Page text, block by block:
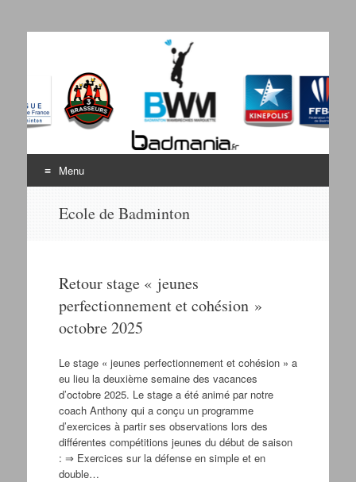
Badminton Wambrechies
Marquette
Bienvenue sur le site du BWM
Menu
Ecole de Badminton
Retour stage « jeunes
perfectionnement et cohésion »
octobre 2025
Le stage « jeunes perfectionnement et cohésion » a
eu lieu la deuxième semaine des vacances
d’octobre 2025. Le stage a été animé par notre
coach Anthony qui a conçu un programme
d’exercices à partir ses observations lors des
différentes compétitions jeunes du début de saison
: ⇒ Exercices sur la défense en simple et en
double…